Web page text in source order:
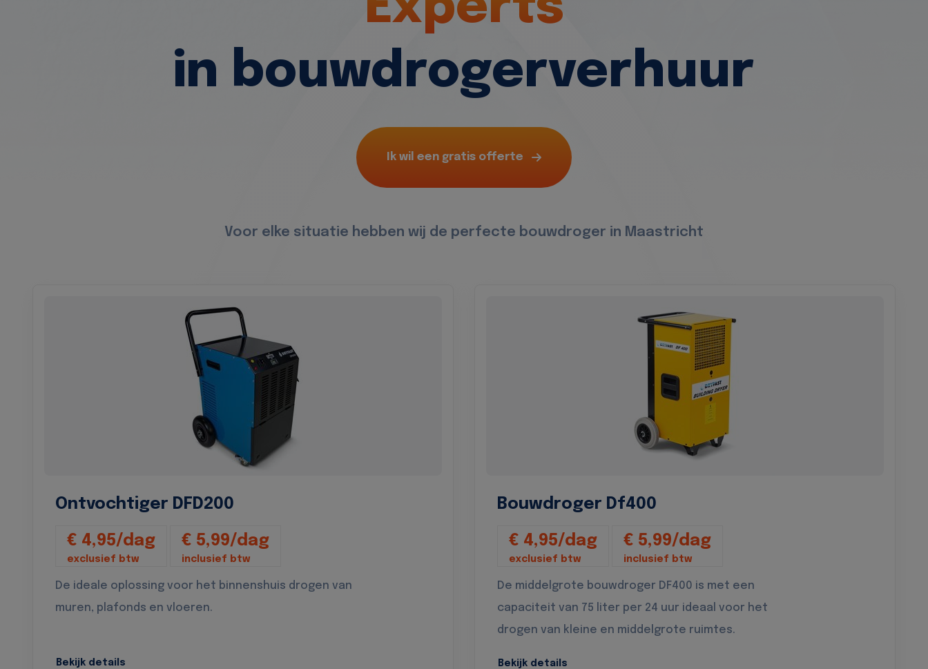
in bouwdrogerverhuur
Ik wil een gratis offerte
Voor elke situatie hebben wij de perfecte bouwdroger in Maastricht
Ontvochtiger DFD200
€ 4,95/dag
exclusief btw
€ 5,99/dag
inclusief btw
De ideale oplossing voor het binnenshuis drogen van
muren, plafonds en vloeren.
Bekijk details
Bouwdroger Df400
€ 4,95/dag
exclusief btw
€ 5,99/dag
inclusief btw
De middelgrote bouwdroger DF400 is met een
capaciteit van 75 liter per 24 uur ideaal voor het
drogen van kleine en middelgrote ruimtes.
Bekijk details